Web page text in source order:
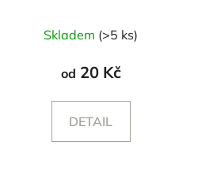
Skladem (>5 ks)
od 20 Kč
DETAIL